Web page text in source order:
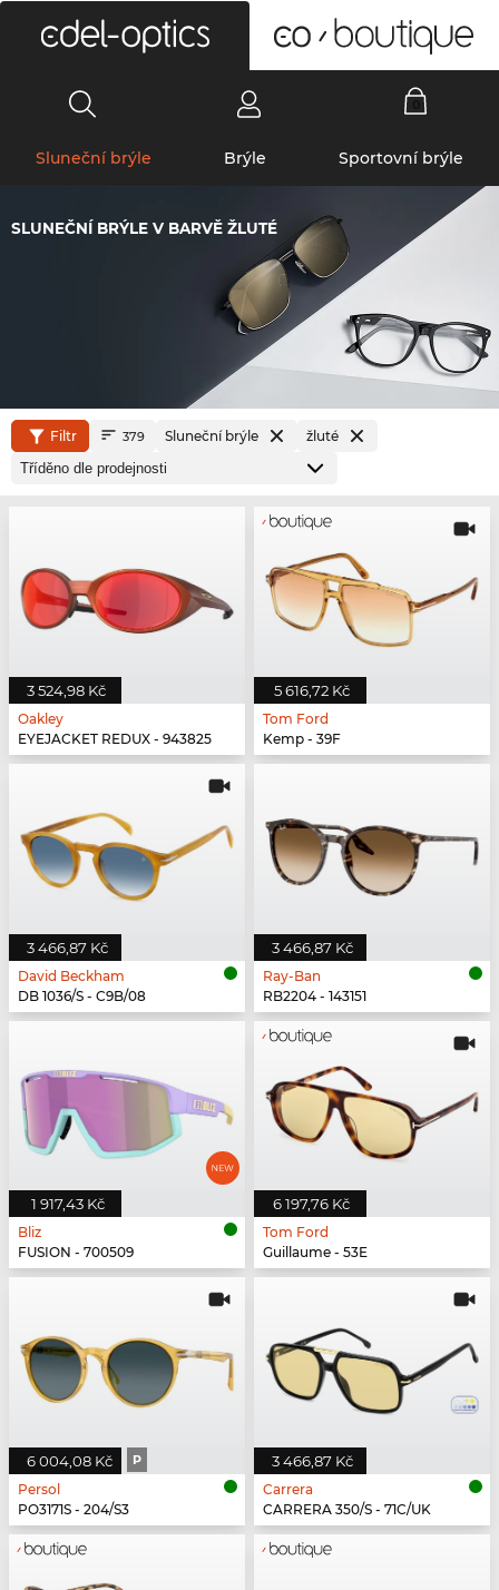
Sluneční brýle Brýle Sportovní brýle
SLUNEČNÍ BRÝLE V BARVĚ ŽLUTÉ
Filtr 379 Sluneční brýle žluté
3 524,98 Kč
Oakley
EYEJACKET REDUX - 943825
5 616,72 Kč
Tom Ford
Kemp - 39F
3 466,87 Kč
David Beckham
DB 1036/S - C9B/08
3 466,87 Kč
Ray-Ban
RB2204 - 143151
1 917,43 Kč
Bliz
FUSION - 700509
6 197,76 Kč
Tom Ford
Guillaume - 53E
6 004,08 Kč P
Persol
PO3171S - 204/S3
3 466,87 Kč
Carrera
CARRERA 350/S - 71C/UK